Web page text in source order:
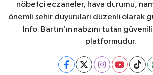
nöbetçi eczaneler, hava durumu,
önemli şehir duyuruları düzenli olarak
İnfo, Bartın’ın nabzını tutan
platformudur.